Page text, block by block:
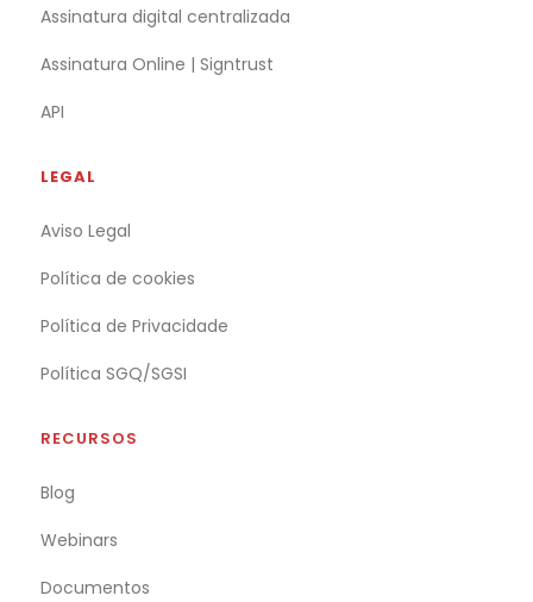
Assinatura digital centralizada
Assinatura Online | Signtrust
API
LEGAL
Aviso Legal
Política de cookies
Política de Privacidade
Política SGQ/SGSI
RECURSOS
Blog
Webinars
Documentos